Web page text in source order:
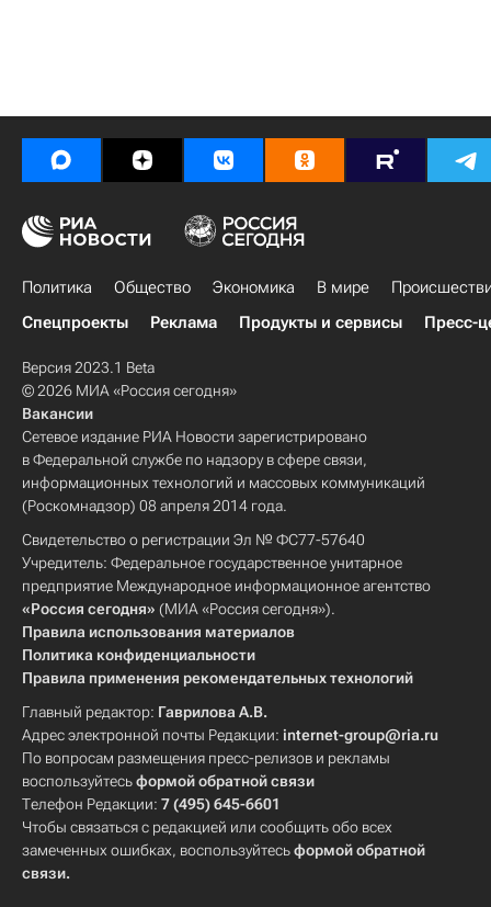
Политика Общество Экономика В мире
Спецпроекты
Реклама Продукты и сервисы Пресс-
Версия 2023.1 Beta
© 2026 МИА «Россия сегодня»
Вакансии
Сетевое издание РИА Новости зарегистрировано
в Федеральной службе по надзору в сфере связи,
информационных технологий и массовых коммуникаций
(Роскомнадзор) 08 апреля 2014 года.
Свидетельство о регистрации Эл № ФС77-57640
Учредитель: Федеральное государственное унитарное
предприятие Международное информационное агентство
«Россия сегодня» (МИА «Россия сегодня»).
Правила использования материалов
Политика конфиденциальности
Правила применения рекомендательных технологий
Главный редактор: Гаврилова А.В.
Адрес электронной почты Редакции: internet-group@ria.ru
По вопросам размещения пресс-релизов и рекламы
воспользуйтесьформой обратной связи
Телефон Редакции: 7 (495) 645-6601
Чтобы связаться с редакцией или сообщить обо всех
замеченных ошибках, воспользуйтесьформой обратной
связи.